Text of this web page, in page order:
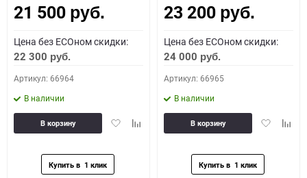
21 500 руб.
Цена без ECOном скидки:
22 300 руб.
Артикул: 66964
В наличии
ДобавитьДобавить
В корзину
23 200 руб.
Цена без ECOном скидки:
24 000 руб.
Артикул: 66965
В наличии
Добавить
В корзину